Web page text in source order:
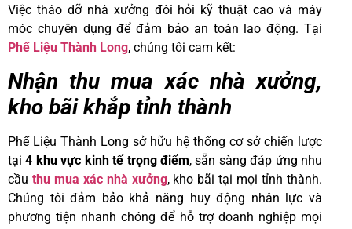
Việc tháo dỡ nhà xưởng đòi hỏi kỹ thuật cao và máy
móc chuyên dụng để đảm bảo an toàn lao động. Tại
Phế Liệu Thành Long, chúng tôi cam kết:
Nhận thu mua xác nhà xưởng,
kho bãi khắp tỉnh thành
Phế Liệu Thành Long sở hữu hệ thống cơ sở chiến lược
tại4 khu vực kinh tế trọng điểm, sẵn sàng đáp ứng nhu
cầu thu mua xác nhà xưởng, kho bãi tại mọi tỉnh thành.
Chúng tôi đảm bảo khả năng huy động nhân lực và
phương tiện nhanh chóng để hỗ trợ doanh nghiệp mọi